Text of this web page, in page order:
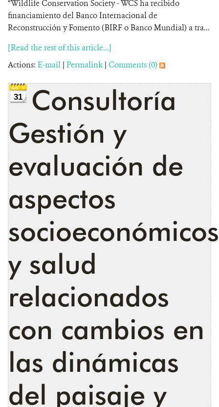
“Wildlife Conservation Society - WCS ha recibido
financiamiento del Banco Internacional de
Reconstrucción y Fomento (BIRF o Banco Mundial) a tra...
[Read the rest of this article...]
Actions: E-mail | Permalink | Comments (0)
31
Consultoría
Gestión y
evaluación de
aspectos
socioeconómicos
y salud
relacionados
con cambios en
las dinámicas
del paisaje y